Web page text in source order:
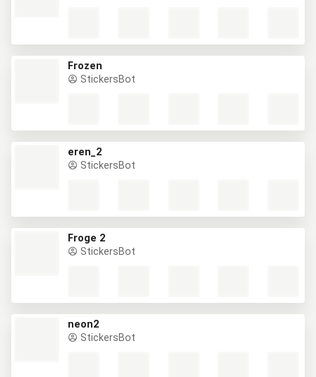
Frozen
StickersBot
eren_2
StickersBot
Froge 2
StickersBot
neon2
StickersBot